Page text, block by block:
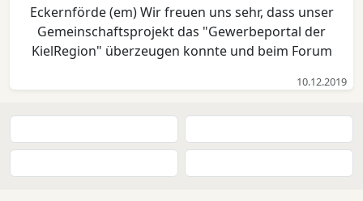
Eckernförde (em) Wir freuen uns sehr, dass unser
Gemeinschaftsprojekt das "Gewerbeportal der
KielRegion" überzeugen konnte und beim Forum
Platz gemacht hat. Insgesamt wurden 8510.12.2019